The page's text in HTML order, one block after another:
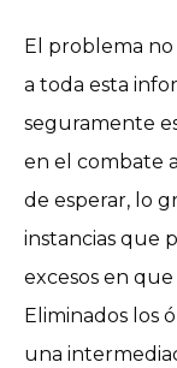
El problema
a toda esta
seguramente
en el combate
de esperar, lo
instancias que
excesos en
Eliminados los
una